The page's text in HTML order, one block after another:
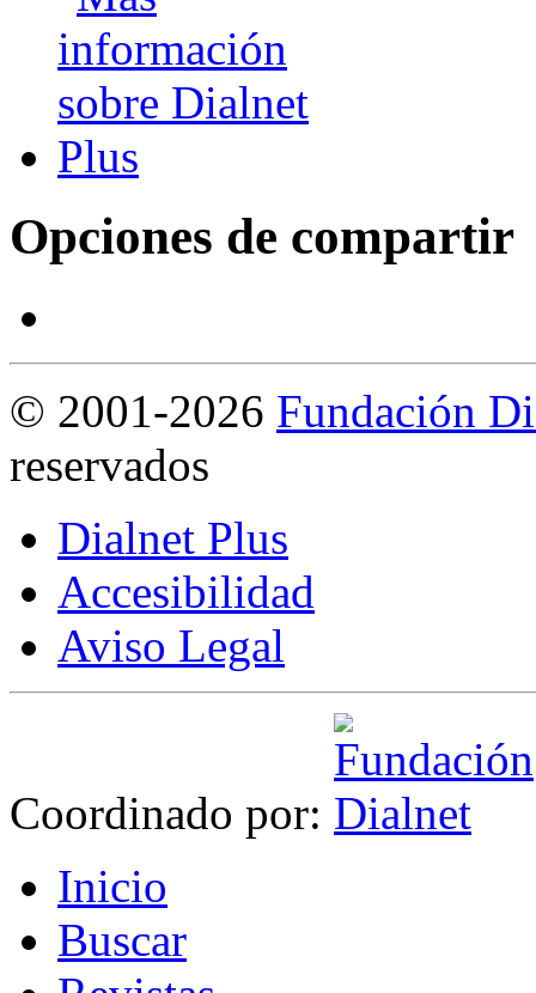
Opciones de compartir
© 2001-2026 Fundación
reservados
Dialnet Plus
Accesibilidad
Aviso Legal
Coordinado por:
Inicio
Buscar